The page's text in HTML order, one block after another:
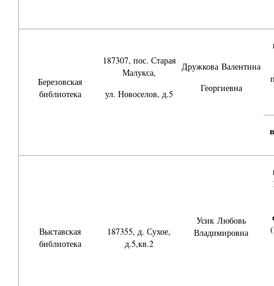
Березовская
библиотека
187307, пос. Старая
Малукса,
ул. Новоселов, д.5
Дружкова Валентина
Георгиевна
Выставская
библиотека
187355, д. Сухое,
д.5,кв.2
Усик Любовь
Владимировна